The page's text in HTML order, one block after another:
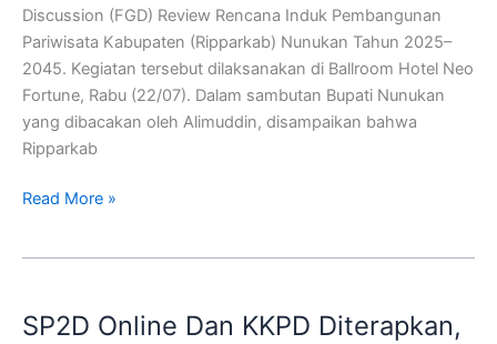
Discussion (FGD) Review Rencana Induk Pembangunan
Pariwisata Kabupaten (Ripparkab) Nunukan Tahun 2025–
2045. Kegiatan tersebut dilaksanakan di Ballroom Hotel Neo
Fortune, Rabu (22/07). Dalam sambutan Bupati Nunukan
yang dibacakan oleh Alimuddin, disampaikan bahwa
Ripparkab
Read More »
SP2D Online Dan KKPD Diterapkan,
Dan